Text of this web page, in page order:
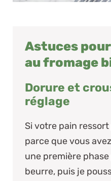
Astuces pour
au fromage
Dorure et
réglage
Si votre pain
parce que vous
une première
beurre, puis je